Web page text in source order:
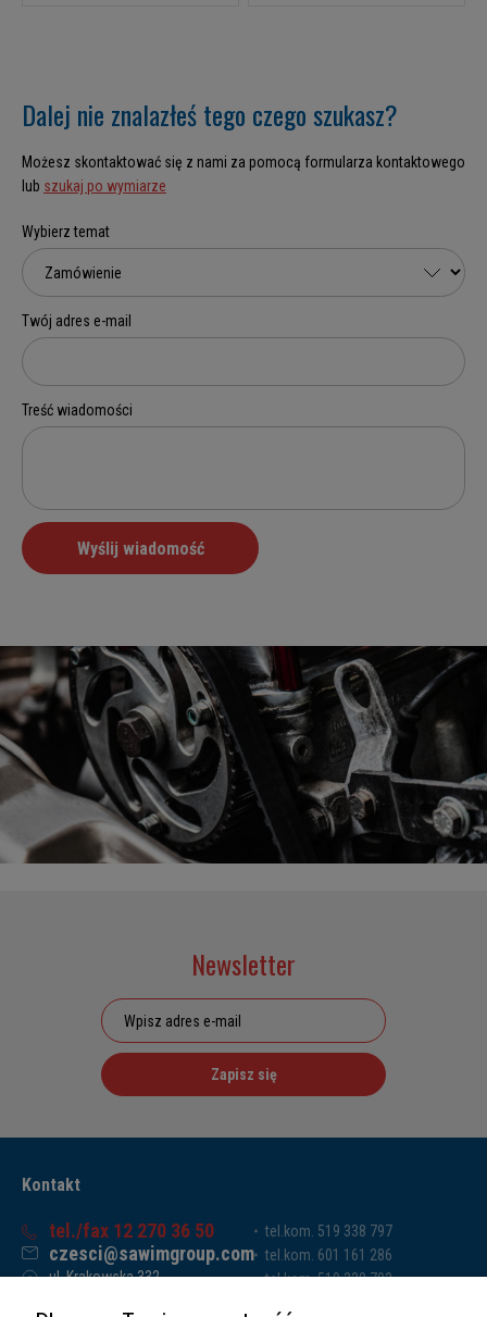
Dalej nie znalazłeś tego czego szukasz?
Możesz skontaktować się z nami za pomocą formularza kontaktowego
lub szukaj po wymiarze
Newsletter
Zapisz się
Kontakt
tel./fax 12 270 36 50
czesci@sawimgroup.com
ul. Krakowska 332,
tel.kom. 519 338 797
tel.kom. 601 161 286
tel.kom. 519 338 793